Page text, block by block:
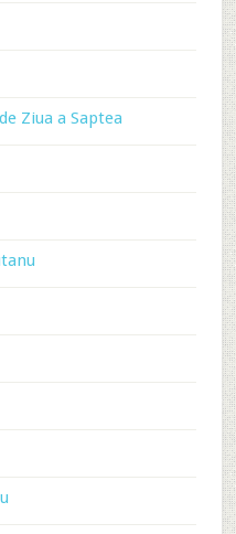
Ziua a Saptea